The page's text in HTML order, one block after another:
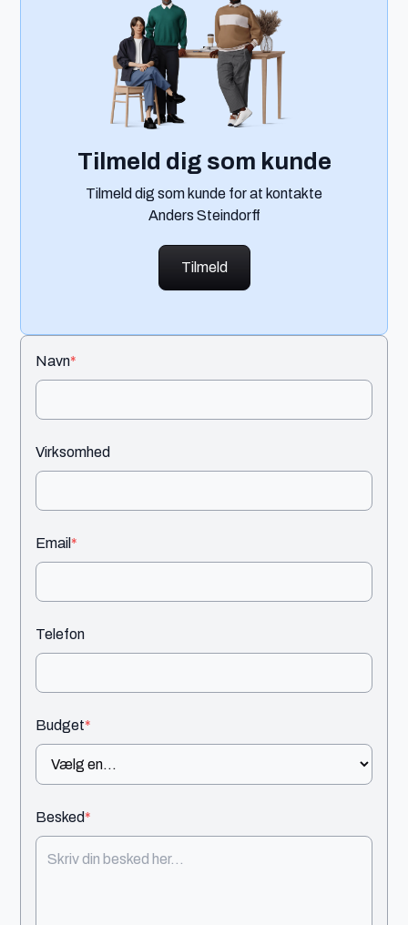
Tilmeld dig som kunde
Tilmeld dig som kunde for at kontakte
Anders Steindorff
Tilmeld
Navn*
Virksomhed
Email*
Telefon
Budget*
Besked*